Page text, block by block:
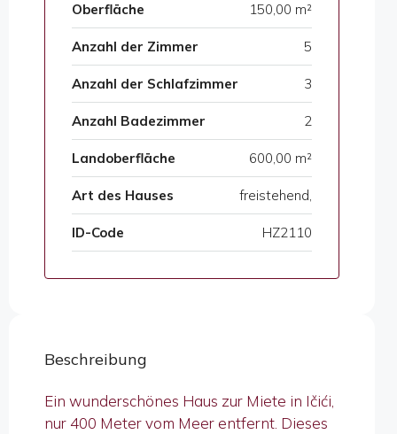
Oberfläche 150,00 m²
Anzahl der Zimmer 5
Anzahl der Schlafzimmer 3
Anzahl Badezimmer 2
Landoberfläche 600,00 m²
Art des Hauses freistehend,
ID-Code HZ2110
Beschreibung
Ein wunderschönes Haus zur Miete in Ičići,
nur 400 Meter vom Meer entfernt. Dieses